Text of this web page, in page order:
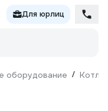
Для юрлиц
оборудование / Котлы